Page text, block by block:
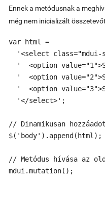
Ennek a metódusnak a
még nem inicializált
var html =
'<select
'  <option
'  <option
'  <option
  '</select>';
// Dinamikusan
$('body').append(html);
// Metódus hívása az
mdui.mutation();